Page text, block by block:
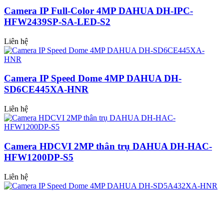
Camera IP Full-Color 4MP DAHUA DH-IPC-
HFW2439SP-SA-LED-S2
Liên hệ
Camera IP Speed Dome 4MP DAHUA DH-
SD6CE445XA-HNR
Liên hệ
Camera HDCVI 2MP thân trụ DAHUA DH-HAC-
HFW1200DP-S5
Liên hệ